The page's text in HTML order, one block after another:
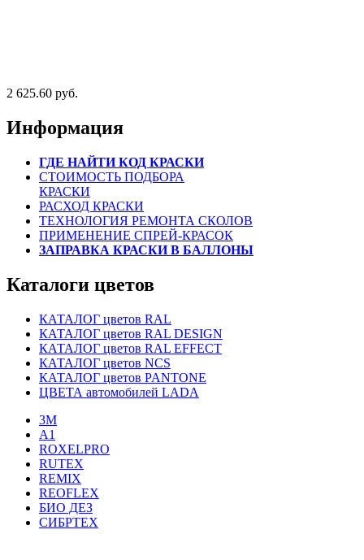
2 625.60 руб.
Информация
ГДЕ НАЙТИ КОД КРАСКИ
СТОИМОСТЬ ПОДБОРА
КРАСКИ
РАСХОД КРАСКИ
ТЕХНОЛОГИЯ РЕМОНТА СКОЛОВ
ПРИМЕНЕНИЕ СПРЕЙ-КРАСОК
ЗАПРАВКА КРАСКИ В БАЛЛОНЫ
Каталоги цветов
КАТАЛОГ цветов RAL
КАТАЛОГ цветов RAL DESIGN
КАТАЛОГ цветов RAL EFFECT
КАТАЛОГ цветов NCS
КАТАЛОГ цветов PANTONE
ЦВЕТА автомобилей LADA
3M
A1
ROXELPRO
RUTEX
REMIX
REOFLEX
БИО ДЕЗ
СИБРТЕХ